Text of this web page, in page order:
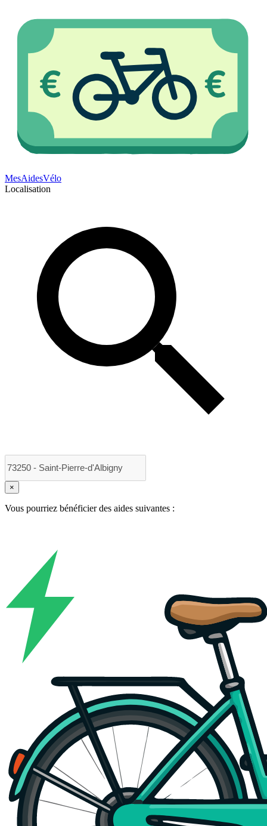
MesAidesVélo
Localisation
×
Vous pourriez bénéficier des aides suivantes :